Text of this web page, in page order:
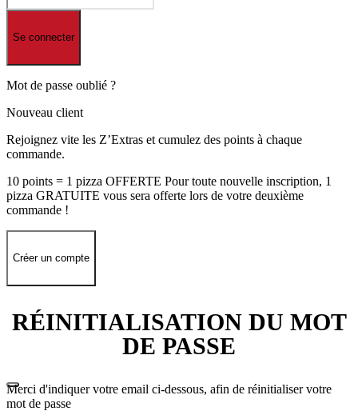
Se connecter
Mot de passe oublié ?
Nouveau client
Rejoignez vite les Z’Extras et cumulez des points à chaque
commande.
10 points = 1 pizza OFFERTE Pour toute nouvelle inscription, 1
pizza GRATUITE vous sera offerte lors de votre deuxième
commande !
Créer un compte
RÉINITIALISATION DU MOT
DE PASSE
Merci d'indiquer votre email ci-dessous, afin de réinitialiser votre
mot de passe